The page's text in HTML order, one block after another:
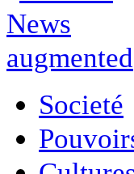
Societé